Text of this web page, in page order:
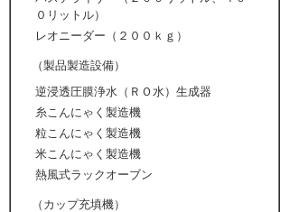
０リットル）
レオニーダー（２００ｋｇ）
（製品製造設備）
逆浸透圧膜浄水（ＲＯ水）生成器
糸こんにゃく製造機
粒こんにゃく製造機
米こんにゃく製造機
熱風式ラックオーブン
（カップ充填機）